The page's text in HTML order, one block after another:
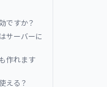
ですか？
サーバーに
も作れます
える？